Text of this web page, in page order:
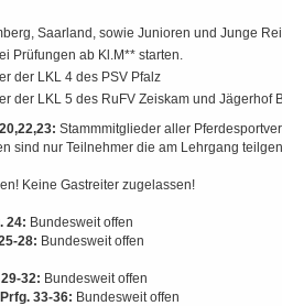
Saarland, sowie Junioren und Junge
Prüfungen ab Kl.M** starten.
der LKL 4 des PSV Pfalz
der LKL 5 des RuFV Zeiskam und Jägerhof
Stammmitglieder aller
sind nur Teilnehmer die am Lehrgang
Keine Gastreiter zugelassen!
24: Bundesweit offen
28: Bundesweit offen
32: Bundesweit offen
33-36: Bundesweit offen